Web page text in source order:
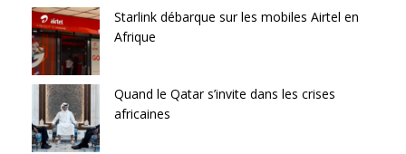
Starlink débarque sur les mobiles Airtel en
Afrique
Quand le Qatar s’invite dans les crises
africaines